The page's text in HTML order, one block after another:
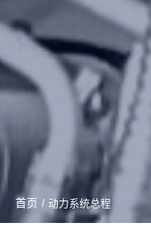
首页 / 动力系统总程